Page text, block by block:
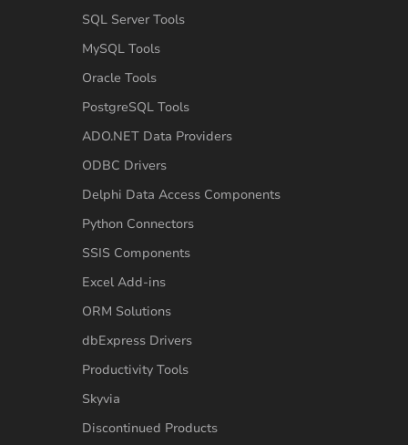
SQL Server Tools
MySQL Tools
Oracle Tools
PostgreSQL Tools
ADO.NET Data Providers
ODBC Drivers
Delphi Data Access Components
Python Connectors
SSIS Components
Excel Add-ins
ORM Solutions
dbExpress Drivers
Productivity Tools
Skyvia
Discontinued Products